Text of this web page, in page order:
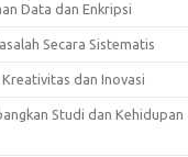
Data dan Enkripsi
Secara Sistematis
dan Inovasi
Studi dan Kehidupan